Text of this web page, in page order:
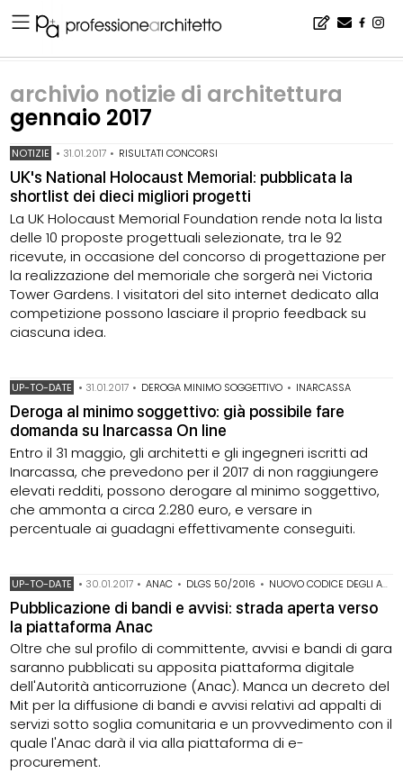
archivio notizie di architettura
gennaio 2017
NOTIZIE • 31.01.2017 • RISULTATI CONCORSI
UK's National Holocaust Memorial: pubblicata la
shortlist dei dieci migliori progetti
La UK Holocaust Memorial Foundation rende nota la lista
delle 10 proposte progettuali selezionate, tra le 92
ricevute, in occasione del concorso di progettazione per
la realizzazione del memoriale che sorgerà nei Victoria
Tower Gardens. I visitatori del sito internet dedicato alla
competizione possono lasciare il proprio feedback su
ciascuna idea.
UP-TO-DATE • 31.01.2017 • DEROGA MINIMO SOGGETTIVO • INARCASSA
Deroga al minimo soggettivo: già possibile fare
domanda su Inarcassa On line
Entro il 31 maggio, gli architetti e gli ingegneri iscritti ad
Inarcassa, che prevedono per il 2017 di non raggiungere
elevati redditi, possono derogare al minimo soggettivo,
che ammonta a circa 2.280 euro, e versare in
percentuale ai guadagni effettivamente conseguiti.
UP-TO-DATE • 30.01.2017 • ANAC • DLGS 50/2016 • NUOVO CODICE DEGLI APPALTI
Pubblicazione di bandi e avvisi: strada aperta verso
la piattaforma Anac
Oltre che sul profilo di committente, avvisi e bandi di gara
saranno pubblicati su apposita piattaforma digitale
dell'Autorità anticorruzione (Anac). Manca un decreto del
Mit per la diffusione di bandi e avvisi relativi ad appalti di
servizi sotto soglia comunitaria e un provvedimento con il
quale l'Anac darà il via alla piattaforma di e-
procurement.